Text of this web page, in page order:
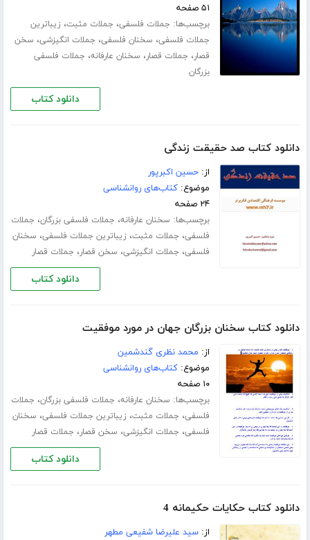
۵۱ صفحه
برچسب‌ها: جملات فلسفی، جملات مثبت، زیباترین
جملات فلسفی، سخنان فلسفی، جملات انگیزشی، سخن
قصار، جملات قصار، سخنان عارفانه، جملات فلسفی
بزرگان
دانلود کتاب
دانلود کتاب صد حقیقت زندگی
از:حسین اکبرپور
موضوع:کتاب‌های روانشناسی
۲۴ صفحه
برچسب‌ها: سخنان عارفانه، جملات فلسفی بزرگان، جملات
فلسفی، جملات مثبت، زیباترین جملات فلسفی، سخنان
فلسفی، جملات انگیزشی، سخن قصار، جملات قصار
دانلود کتاب
دانلود کتاب سخنان بزرگان جھان در مورد موفقیت
از: محمد نظری گندشمین
موضوع:کتاب‌های روانشناسی
۱۰ صفحه
برچسب‌ها: سخنان عارفانه، جملات فلسفی بزرگان، جملات
فلسفی، جملات مثبت، زیباترین جملات فلسفی، سخنان
فلسفی، جملات انگیزشی، سخن قصار، جملات قصار
دانلود کتاب
دانلود کتاب حکایات حکیمانه 4
از:سید علیرضا شفیعی مطهر